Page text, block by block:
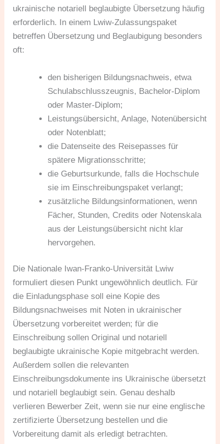
ukrainische notariell beglaubigte Übersetzung häufig
erforderlich. In einem Lwiw-Zulassungspaket
betreffen Übersetzung und Beglaubigung besonders
oft:
den bisherigen Bildungsnachweis, etwa
Schulabschlusszeugnis, Bachelor-Diplom
oder Master-Diplom;
Leistungsübersicht, Anlage, Notenübersicht
oder Notenblatt;
die Datenseite des Reisepasses für
spätere Migrationsschritte;
die Geburtsurkunde, falls die Hochschule
sie im Einschreibungspaket verlangt;
zusätzliche Bildungsinformationen, wenn
Fächer, Stunden, Credits oder Notenskala
aus der Leistungsübersicht nicht klar
hervorgehen.
Die Nationale Iwan-Franko-Universität Lwiw
formuliert diesen Punkt ungewöhnlich deutlich. Für
die Einladungsphase soll eine Kopie des
Bildungsnachweises mit Noten in ukrainischer
Übersetzung vorbereitet werden; für die
Einschreibung sollen Original und notariell
beglaubigte ukrainische Kopie mitgebracht werden.
Außerdem sollen die relevanten
Einschreibungsdokumente ins Ukrainische übersetzt
und notariell beglaubigt sein. Genau deshalb
verlieren Bewerber Zeit, wenn sie nur eine englische
zertifizierte Übersetzung bestellen und die
Vorbereitung damit als erledigt betrachten.